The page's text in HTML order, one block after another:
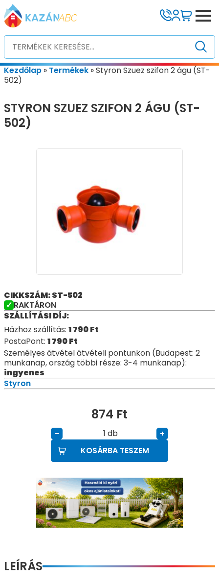
Kezdőlap » Termékek »Styron Szuez szifon 2 águ (ST-
502)
STYRON SZUEZ SZIFON 2 ÁGU (ST-
502)
CIKKSZÁM: ST-502
RAKTÁRON
SZÁLLÍTÁSI DÍJ:
Házhoz szállítás: 1 790Ft
PostaPont: 1 790Ft
Személyes átvétel átvételi pontunkon (Budapest: 2
munkanap, ország többi része: 3-4 munkanap):
ingyenes
Styron
874 Ft
– db
+
KOSÁRBA TESZEM
LEÍRÁS